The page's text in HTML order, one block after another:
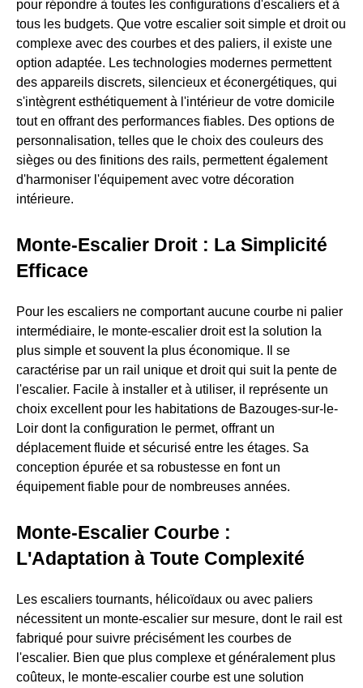
pour répondre à toutes les configurations d'escaliers et à
tous les budgets. Que votre escalier soit simple et droit ou
complexe avec des courbes et des paliers, il existe une
option adaptée. Les technologies modernes permettent
des appareils discrets, silencieux et éconergétiques, qui
s'intègrent esthétiquement à l'intérieur de votre domicile
tout en offrant des performances fiables. Des options de
personnalisation, telles que le choix des couleurs des
sièges ou des finitions des rails, permettent également
d'harmoniser l'équipement avec votre décoration
intérieure.
Monte-Escalier Droit : La Simplicité
Efficace
Pour les escaliers ne comportant aucune courbe ni palier
intermédiaire, le monte-escalier droit est la solution la
plus simple et souvent la plus économique. Il se
caractérise par un rail unique et droit qui suit la pente de
l'escalier. Facile à installer et à utiliser, il représente un
choix excellent pour les habitations de Bazouges-sur-le-
Loir dont la configuration le permet, offrant un
déplacement fluide et sécurisé entre les étages. Sa
conception épurée et sa robustesse en font un
équipement fiable pour de nombreuses années.
Monte-Escalier Courbe :
L'Adaptation à Toute Complexité
Les escaliers tournants, hélicoïdaux ou avec paliers
nécessitent un monte-escalier sur mesure, dont le rail est
fabriqué pour suivre précisément les courbes de
l'escalier. Bien que plus complexe et généralement plus
coûteux, le monte-escalier courbe est une solution